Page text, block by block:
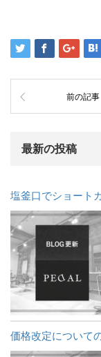
前の記事
最新の投稿
塩釜口でショート
価格改定について